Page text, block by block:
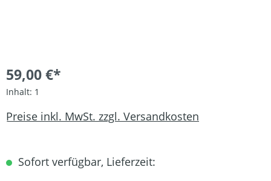
59,00 €*
Inhalt: 1
Preise inkl. MwSt. zzgl. Versandkosten
Sofort verfügbar, Lieferzeit: